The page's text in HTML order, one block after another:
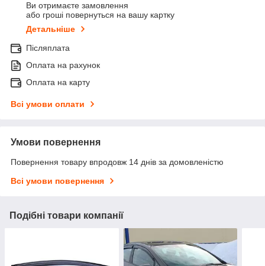
Ви отримаєте замовлення
або гроші повернуться на вашу картку
Детальніше
Післяплата
Оплата на рахунок
Оплата на карту
Всі умови оплати
Умови повернення
Повернення товару впродовж 14 днів за домовленістю
Всі умови повернення
Подібні товари компанії